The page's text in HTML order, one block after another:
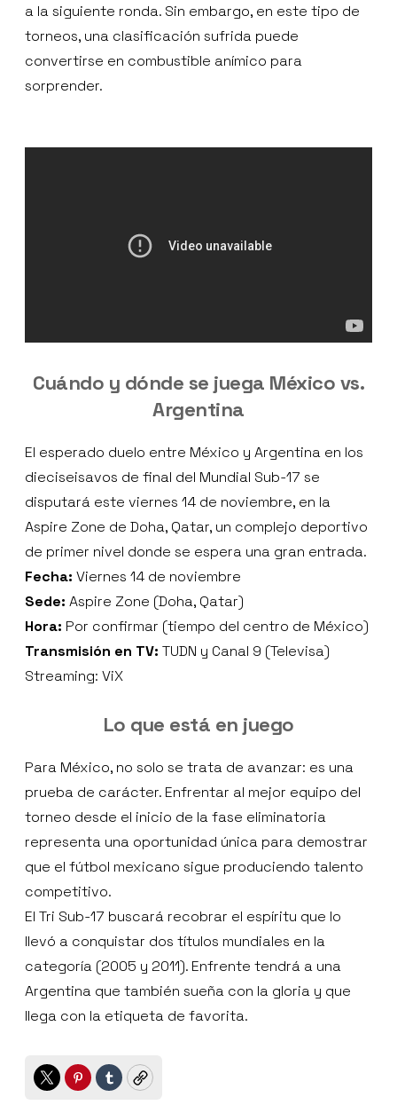
a la siguiente ronda. Sin embargo, en este tipo de
torneos, una clasificación sufrida puede
convertirse en combustible anímico para
sorprender.
Cuándo y dónde se juega México vs.
Argentina
El esperado duelo entre México y Argentina en los
dieciseisavos de final del Mundial Sub-17 se
disputará este viernes 14 de noviembre, en la
Aspire Zone de Doha, Qatar, un complejo deportivo
de primer nivel donde se espera una gran entrada.
Fecha: Viernes 14 de noviembre
Sede: Aspire Zone (Doha, Qatar)
Hora: Por confirmar (tiempo del centro de México)
Transmisión en TV: TUDN y Canal 9 (Televisa)
Streaming: ViX
Lo que está en juego
Para México, no solo se trata de avanzar: es una
prueba de carácter. Enfrentar al mejor equipo del
torneo desde el inicio de la fase eliminatoria
representa una oportunidad única para demostrar
que el fútbol mexicano sigue produciendo talento
competitivo.
El Tri Sub-17 buscará recobrar el espíritu que lo
llevó a conquistar dos títulos mundiales en la
categoría (2005 y 2011). Enfrente tendrá a una
Argentina que también sueña con la gloria y que
llega con la etiqueta de favorita.
TwitterPinterest
TumblrCopy